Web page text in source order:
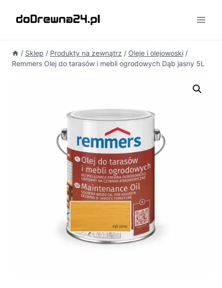
/ Sklep / Produkty na zewnątrz / Oleje i olejowoski /
Remmers Olej do tarasów i mebli ogrodowych Dąb jasny 5L